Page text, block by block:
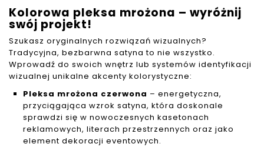
Kolorowa pleksa mrożona – wyróżnij
swój projekt!
Szukasz oryginalnych rozwiązań wizualnych?
Tradycyjna, bezbarwna satyna to nie wszystko.
Wprowadź do swoich wnętrz lub systemów identyfikacji
wizualnej unikalne akcenty kolorystyczne:
Pleksa mrożona czerwona – energetyczna,
przyciągająca wzrok satyna, która doskonale
sprawdzi się w nowoczesnych kasetonach
reklamowych, literach przestrzennych oraz jako
element dekoracji eventowych.